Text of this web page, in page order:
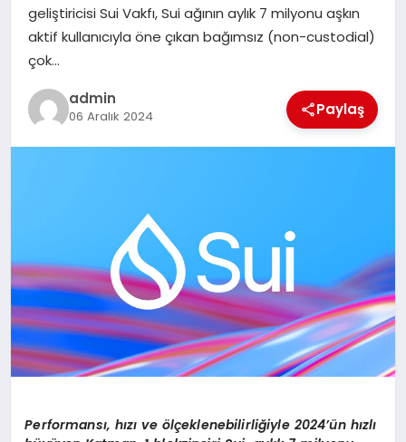
DÜNYA
EĞITIM
geliştiricisi Sui Vakfı, Sui ağının aylık 7 milyonu aşkın
aktif kullanıcıyla öne çıkan bağımsız (non-custodial)
çok…
admin
06 Aralık 2024 Paylaş
Performansı, hızıve ölçeklenebilirliğiyle 2024’ün hızlı